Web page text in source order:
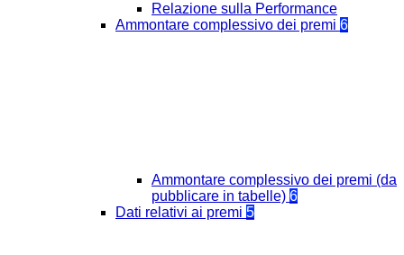
Relazione sulla Performance
Ammontare complessivo dei premi 6
Ammontare complessivo dei premi (da
pubblicare in tabelle) 6
Dati relativi ai premi 5